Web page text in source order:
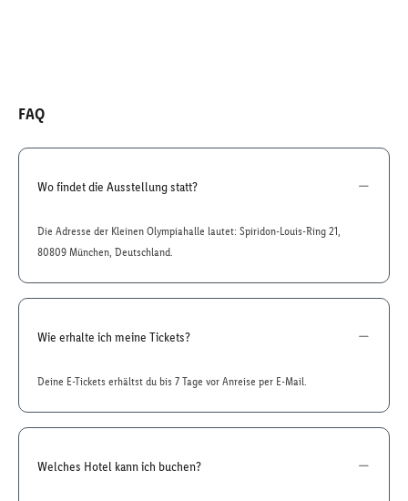
FAQ
Wo findet die Ausstellung statt?
Die Adresse der Kleinen Olympiahalle lautet: Spiridon-Louis-Ring 21,
80809 München, Deutschland.
Wie erhalte ich meine Tickets?
Deine E-Tickets erhältst du bis 7 Tage vor Anreise per E-Mail.
Welches Hotel kann ich buchen?